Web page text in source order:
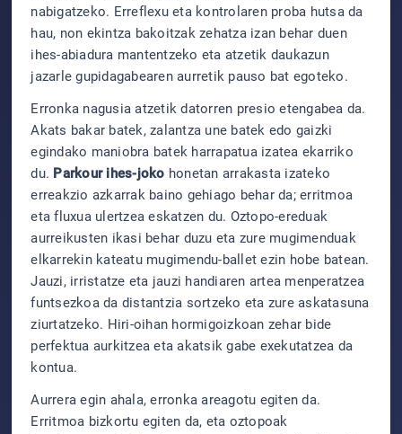
nabigatzeko. Erreflexu eta kontrolaren proba hutsa da
hau, non ekintza bakoitzak zehatza izan behar duen
ihes-abiadura mantentzeko eta atzetik daukazun
jazarle gupidagabearen aurretik pauso bat egoteko.
Erronka nagusia atzetik datorren presio etengabea da.
Akats bakar batek, zalantza une batek edo gaizki
egindako maniobra batek harrapatua izatea ekarriko
du. Parkour ihes-joko honetan arrakasta izateko
erreakzio azkarrak baino gehiago behar da; erritmoa
eta fluxua ulertzea eskatzen du. Oztopo-ereduak
aurreikusten ikasi behar duzu eta zure mugimenduak
elkarrekin kateatu mugimendu-ballet ezin hobe batean.
Jauzi, irristatze eta jauzi handiaren artea menperatzea
funtsezkoa da distantzia sortzeko eta zure askatasuna
ziurtatzeko. Hiri-oihan hormigoizkoan zehar bide
perfektua aurkitzea eta akatsik gabe exekutatzea da
kontua.
Aurrera egin ahala, erronka areagotu egiten da.
Erritmoa bizkortu egiten da, eta oztopoak